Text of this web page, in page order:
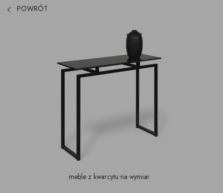
POWRÓT
meble z kwarcytu na wymiar